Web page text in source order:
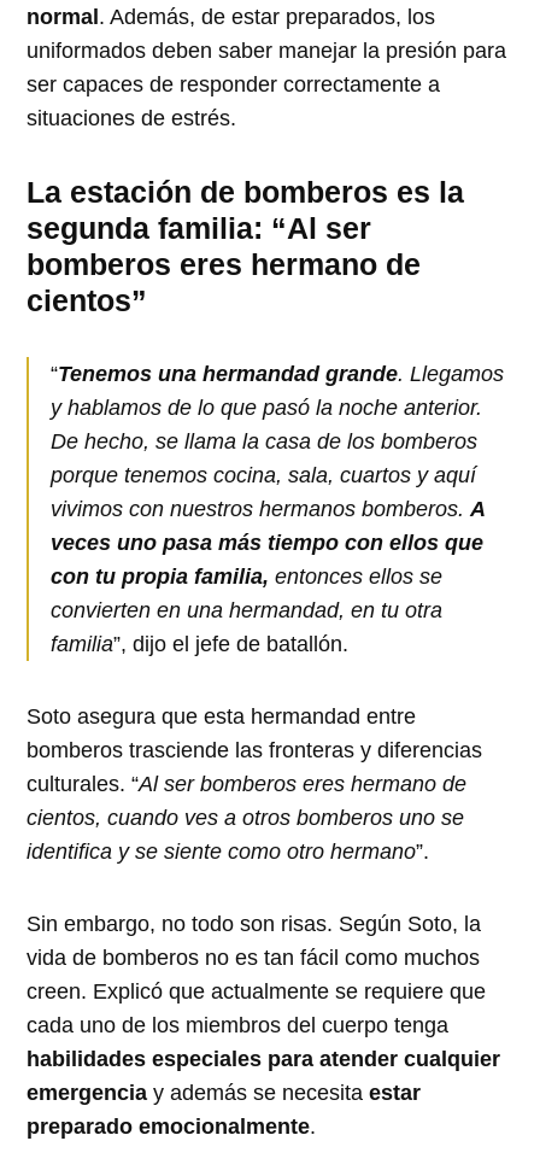
normal. Además, de estar preparados, los
uniformados deben saber manejar la presión para
ser capaces de responder correctamente a
situaciones de estrés.
La estación de bomberos es la
segunda familia: “Al ser
bomberos eres hermano de
cientos”
“Tenemos una hermandad grande. Llegamos
y hablamos de lo que pasó la noche anterior.
De hecho, se llama la casa de los bomberos
porque tenemos cocina, sala, cuartos y aquí
vivimos con nuestros hermanos bomberos.A
veces uno pasa más tiempo con ellos que
con tu propia familia, entonces ellos se
convierten en una hermandad, en tu otra
familia”, dijo el jefe de batallón.
Soto asegura que esta hermandad entre
bomberos trasciende las fronteras y diferencias
culturales. “Al ser bomberos eres hermano de
cientos, cuando ves a otros bomberos uno se
identifica y se siente como otro hermano”.
Sin embargo, no todo son risas. Según Soto, la
vida de bomberos no es tan fácil como muchos
creen. Explicó que actualmente se requiere que
cada uno de los miembros del cuerpo tenga
habilidades especiales para atender cualquier
emergencia y además se necesitaestar
preparado emocionalmente.